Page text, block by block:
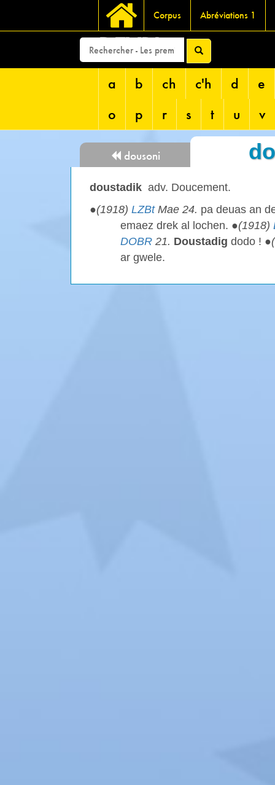
Corpus Abréviations 1
DEVRI
a b ch c'h d
e
o
p r s t u v
dousoni
doustadik adv. Doucement.
●(1918) LZBtMae 24. pa deuas an
emaez drek al lochen. ●(1918)
DOBR 21. Doustadig dodo ! ●
ar gwele.